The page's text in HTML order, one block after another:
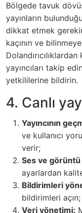
Bölgede tavuk
yayınların
dikkat etmek
kaçının ve
yayıncıları takip
yetkililerine bildirin.
4. Canlı
Yayıncının
ve kullanıcı
verir;
Ses ve görüntü
ayarlardan
Bildirimleri
bildirimleri açın;
Veri yönetimi: